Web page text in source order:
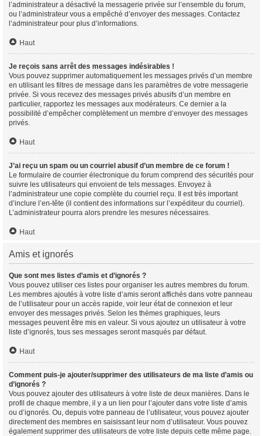
l’administrateur a désactivé la messagerie privée sur l’ensemble du forum,
ou l’administrateur vous a empêché d’envoyer des messages. Contactez
l’administrateur pour plus d’informations.
Haut
Je reçois sans arrêt des messages indésirables !
Vous pouvez supprimer automatiquement les messages privés d’un membre
en utilisant les filtres de message dans les paramètres de votre messagerie
privée. Si vous recevez des messages privés abusifs d’un membre en
particulier, rapportez les messages aux modérateurs. Ce dernier a la
possibilité d’empêcher complètement un membre d’envoyer des messages
privés.
Haut
J’ai reçu un spam ou un courriel abusif d’un membre de ce forum !
Le formulaire de courrier électronique du forum comprend des sécurités pour
suivre les utilisateurs qui envoient de tels messages. Envoyez à
l’administrateur une copie complète du courriel reçu. Il est très important
d’inclure l’en-tête (il contient des informations sur l’expéditeur du courriel).
L’administrateur pourra alors prendre les mesures nécessaires.
Haut
Amis et ignorés
Que sont mes listes d’amis et d’ignorés ?
Vous pouvez utiliser ces listes pour organiser les autres membres du forum.
Les membres ajoutés à votre liste d’amis seront affichés dans votre panneau
de l’utilisateur pour un accès rapide, voir leur état de connexion et leur
envoyer des messages privés. Selon les thèmes graphiques, leurs
messages peuvent être mis en valeur. Si vous ajoutez un utilisateur à votre
liste d’ignorés, tous ses messages seront masqués par défaut.
Haut
Comment puis-je ajouter/supprimer des utilisateurs de ma liste d’amis ou
d’ignorés ?
Vous pouvez ajouter des utilisateurs à votre liste de deux manières. Dans le
profil de chaque membre, il y a un lien pour l’ajouter dans votre liste d’amis
ou d’ignorés. Ou, depuis votre panneau de l’utilisateur, vous pouvez ajouter
directement des membres en saisissant leur nom d’utilisateur. Vous pouvez
également supprimer des utilisateurs de votre liste depuis cette même page.